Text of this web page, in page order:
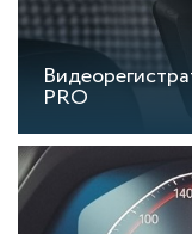
PRO